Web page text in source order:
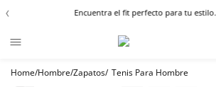
‹ Encuentra el fit perfecto para tu estilo.
Hombre Zapatos Tenis Para Hombre
Términos más buscados